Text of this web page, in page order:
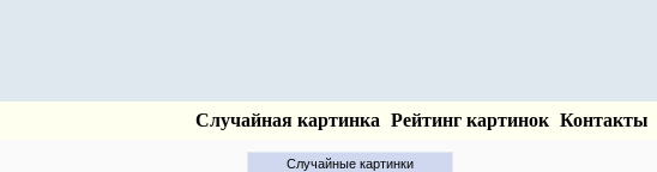
Случайная картинка Рейтинг картинок Контакты
Случайные картинки